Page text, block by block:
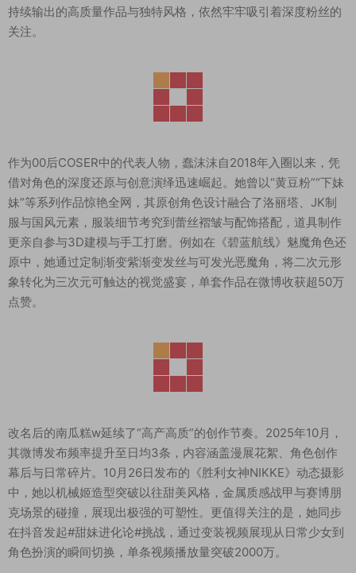
持续输出的高质量作品与独特风格，依然牢牢吸引着深度粉丝的
关注。
作为00后COSER中的代表人物，蠢沫沫自2018年入圈以来，凭
借对角色的深度还原与创意演绎迅速崛起。她曾以“黄豆粉”“下妹
妹”等系列作品惊艳全网，其原创角色设计融合了洛丽塔、JK制
服与国风元素，服装细节考究到蕾丝褶皱与配饰搭配，道具制作
更亲自参与3D建模与手工打磨。例如在《碧蓝航线》魅魔角色还
原中，她通过定制渐变紫渐变发丝与可发光恶魔角，将二次元形
象转化为三次元可触达的视觉盛宴，单套作品在微博收获超50万
点赞。
改名后的南瓜糕w延续了“高产高质”的创作节奏。2025年10月，
其微博发布频率提升至日均3条，内容涵盖漫展花絮、角色创作
幕后与日常碎片。10月26日发布的《胜利女神NIKKE》动态摄影
中，她以机械姬造型突破以往甜美风格，金属质感战甲与赛博朋
克场景的碰撞，展现出极强的可塑性。更值得关注的是，她同步
在抖音发起#甜妹进化论#挑战，通过变装视频展现从日常少女到
角色扮演的瞬间切换，单条视频播放量突破2000万。